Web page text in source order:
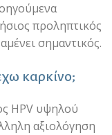
προληπτικός
σημαντικός.
καρκίνο;
HPV υψηλού
αξιολόγηση